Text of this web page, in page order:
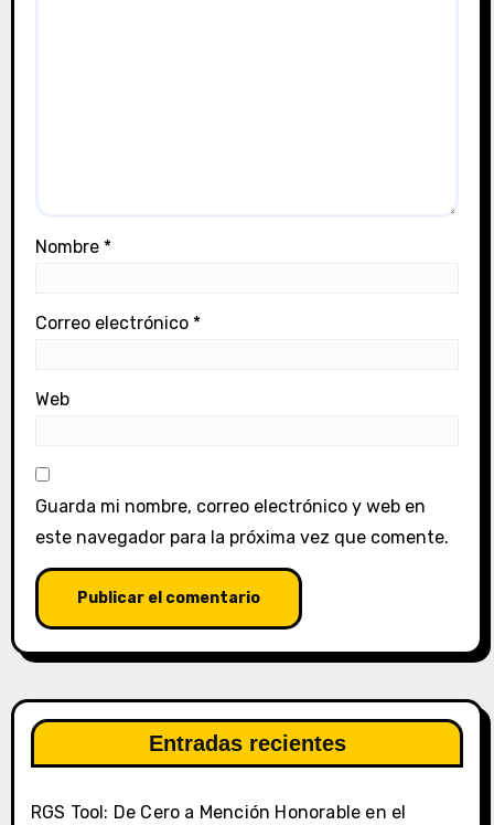
Nombre *
Correo electrónico *
Web
Guarda mi nombre, correo electrónico y web en
este navegador para la próxima vez que comente.
Entradas recientes
RGS Tool: De Cero a Mención Honorable en el